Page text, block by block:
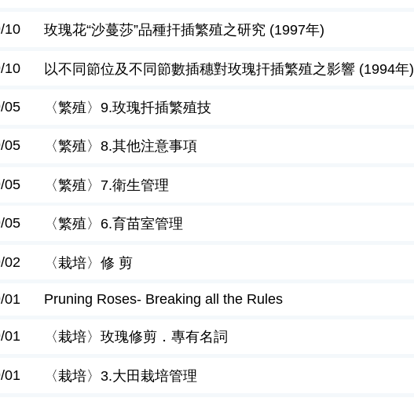
10 玫瑰花“沙蔓莎”品種扞插繁殖之研究 (1997年)
10 以不同節位及不同節數插穗對玫瑰扞插繁殖之影響 (1994年)
05 〈繁殖〉9.玫瑰扦插繁殖技
05 〈繁殖〉8.其他注意事項
05 〈繁殖〉7.衛生管理
05 〈繁殖〉6.育苗室管理
02 〈栽培〉修 剪
01 Pruning Roses- Breaking all the Rules
01 〈栽培〉玫瑰修剪．專有名詞
01 〈栽培〉3.大田栽培管理